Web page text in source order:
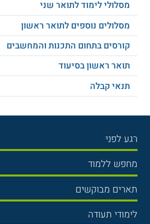
למידע נוסף לחצו:האוניברסיטה
מסלולי לימוד לתואר שני
מסלולים נוספים לתואר ראשון
קורסים בתחום התכנות והמחשבים
תואר ראשון בסיעוד
תנאי קבלה
רגע לפני
בחירת לימודים
תנאי קבלה
שכר לימוד
אוניברסיטה
מחפש ללמוד
תואר ראשון
תואר שני
הכנה לבגרות
תארים מבוקשים
משפטים
לימודי תעודה